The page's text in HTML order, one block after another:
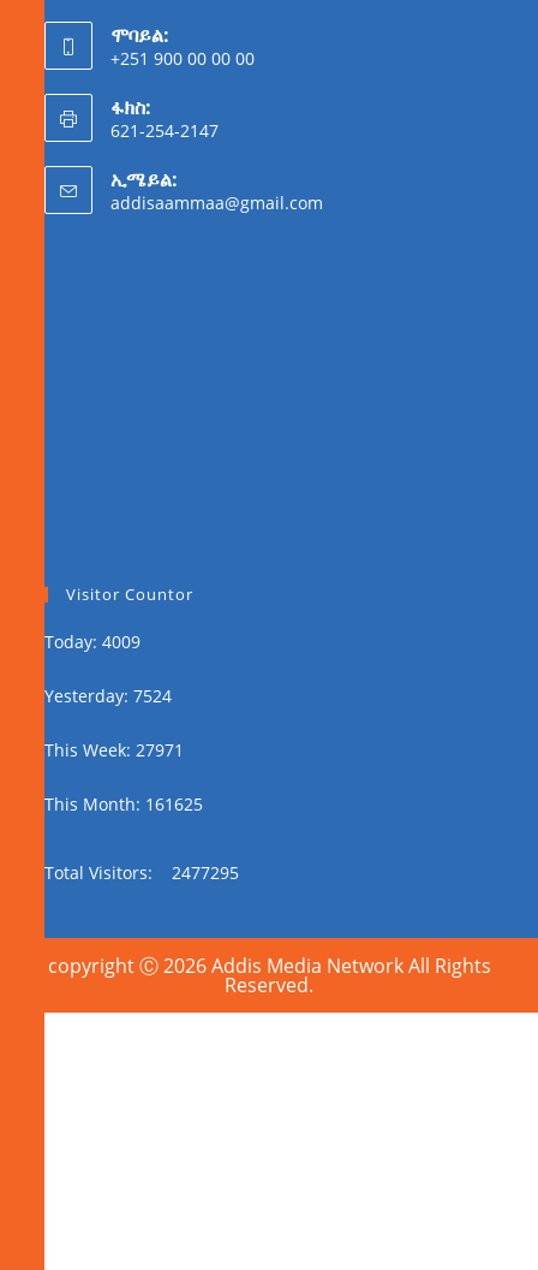
ሞባይል:
+251 900 00 00 00
ፋክስ:
621-254-2147
ኢሜይል:
addisaammaa@gmail.com
Visitor Countor
Today: 4009
Yesterday: 7524
This Week: 27971
This Month: 161625
Total Visitors: 2477295
copyright Ⓒ 2026 Addis Media Network All Rights
Reserved.